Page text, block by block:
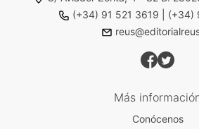
(+34) 91 521 3619
(+34)
Más
Conócenos